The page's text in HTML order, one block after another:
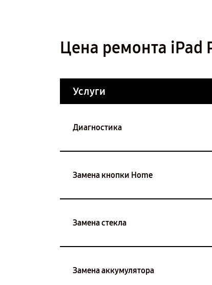
Цена ремонта iPad
Услуги
Диагностика
Замена кнопки Home
Замена стекла
Замена аккумулятора